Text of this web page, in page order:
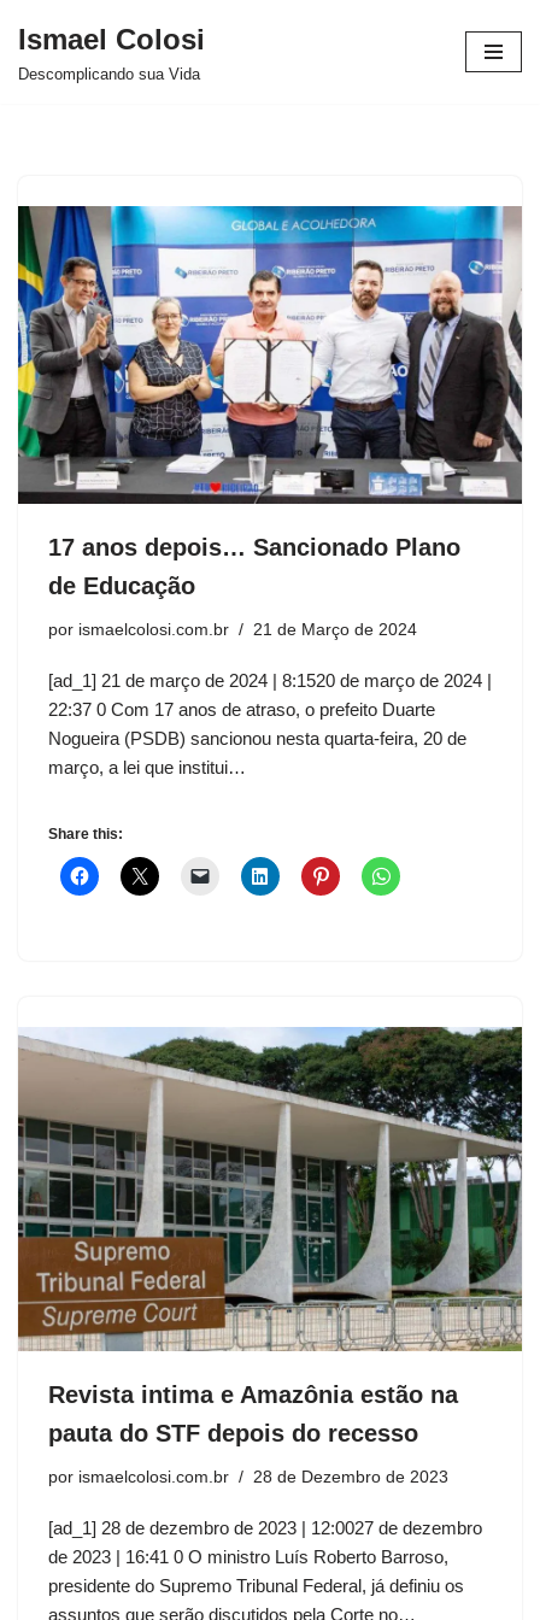
Avançar
Ismael Colosi
Descomplicando sua Vida
17 anos depois… Sancionado Plano
de Educação
por ismaelcolosi.com.br 21 de Março de 2024
[ad_1] 21 de março de 2024 | 8:1520 de março de 2024 |
22:37 0 Com 17 anos de atraso, o prefeito Duarte
Nogueira (PSDB) sancionou nesta quarta-feira, 20 de
março, a lei que institui…
Share this:
Revista intima e Amazônia estão na
pauta do STF depois do recesso
por ismaelcolosi.com.br 28 de Dezembro de 2023
[ad_1] 28 de dezembro de 2023 | 12:0027 de dezembro
de 2023 | 16:41 0 O ministro Luís Roberto Barroso,
presidente do Supremo Tribunal Federal, já definiu os
assuntos que serão discutidos pela Corte no…